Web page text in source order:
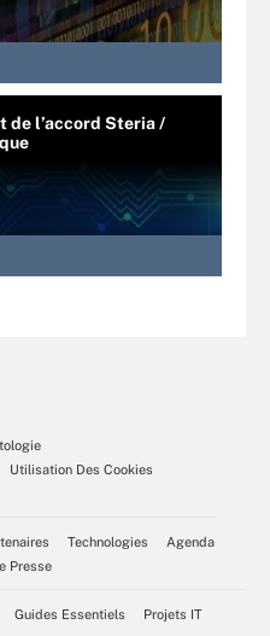
de l’accord Steria /
Utilisation Des Cookies
Technologies
Agenda
Presse
Guides Essentiels Projets IT